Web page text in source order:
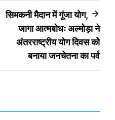
सिमकनी मैदान में गूंजा योग,
जागा आत्मबोधः अल्मोड़ा ने
अंतरराष्ट्रीय योग दिवस को
बनाया जनचेतना का पर्व